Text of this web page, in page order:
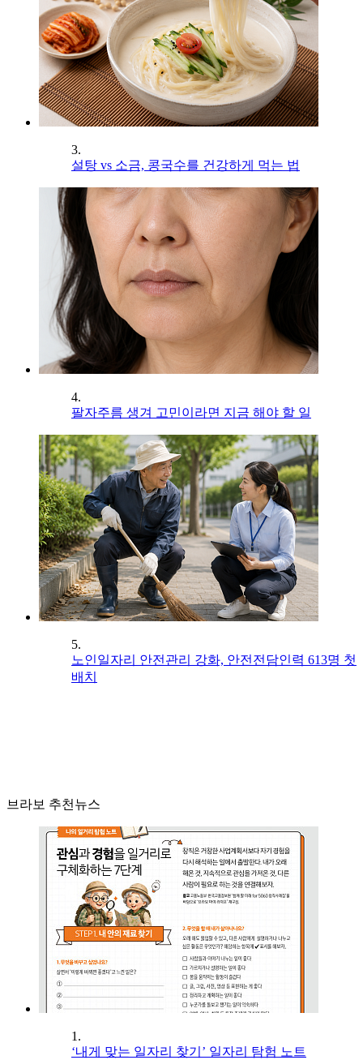
3.
설탕 vs 소금, 콩국수를 건강하게 먹는 법
4.
팔자주름 생겨 고민이라면 지금 해야 할 일
5.
노인일자리 안전관리 강화, 안전전담인력 613명 첫
배치
브라보 추천뉴스
1.
‘내게 맞는 일자리 찾기’ 일자리 탐험 노트